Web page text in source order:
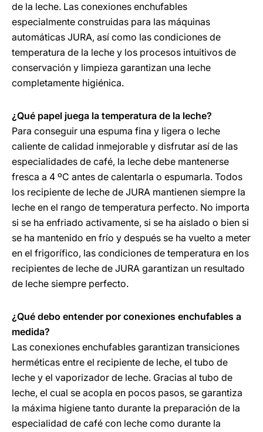
de la leche. Las conexiones enchufables
especialmente construidas para las máquinas
automáticas JURA, así como las condiciones de
temperatura de la leche y los procesos intuitivos de
conservación y limpieza garantizan una leche
completamente higiénica.
¿Qué papel juega la temperatura de la leche?
Para conseguir una espuma fina y ligera o leche
caliente de calidad inmejorable y disfrutar así de las
especialidades de café, la leche debe mantenerse
fresca a 4 ºC antes de calentarla o espumarla. Todos
los recipiente de leche de JURA mantienen siempre la
leche en el rango de temperatura perfecto. No importa
si se ha enfriado activamente, si se ha aislado o bien si
se ha mantenido en frío y después se ha vuelto a meter
en el frigorífico, las condiciones de temperatura en los
recipientes de leche de JURA garantizan un resultado
de leche siempre perfecto.
¿Qué debo entender por conexiones enchufables a
medida?
Las conexiones enchufables garantizan transiciones
herméticas entre el recipiente de leche, el tubo de
leche y el vaporizador de leche. Gracias al tubo de
leche, el cual se acopla en pocos pasos, se garantiza
la máxima higiene tanto durante la preparación de la
especialidad de café con leche como durante la